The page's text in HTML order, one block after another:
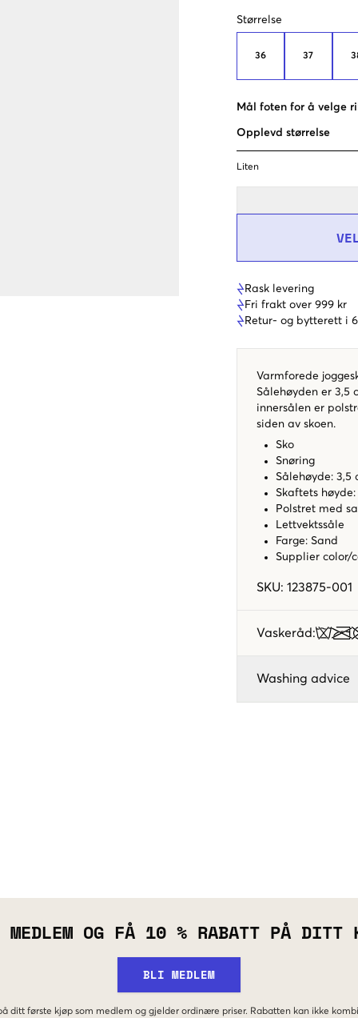
Størrelse
36 37
Mål foten for å velge
Opplevd størrelse
Liten
Rask levering
Fri frakt over 999 kr
Retur- og bytterett i
Varmforede
Sålehøyden er 3,5
innersålen er
siden av skoen.
Sko
Snøring
Sålehøyde: 3,5
Skaftets høyde:
Polstret med
Lettvektssåle
Farge: Sand
Supplier color/
SKU: 123875-001
Vaskeråd:
Washing advice
OG FÅ 10 % RABATT PÅ DITT
BLI MEDLEM
ditt første kjøp som medlem og gjelder ordinære priser. Rabatten kan ikke